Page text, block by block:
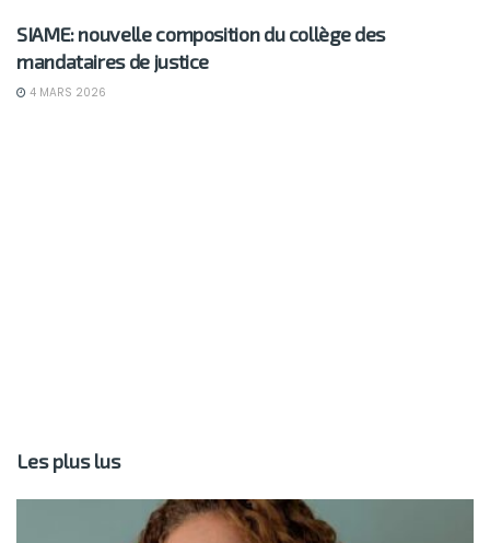
SIAME: nouvelle composition du collège des
mandataires de justice
4 MARS 2026
Les plus lus